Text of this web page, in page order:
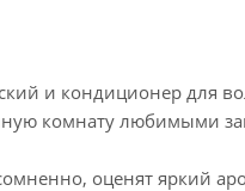
и кондиционер для
комнату любимыми
оценят яркий